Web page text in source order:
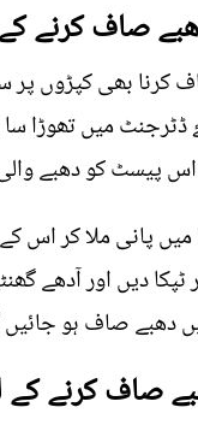
بھی کپڑوں پر
ڈٹرجنٹ میں تھوڑا
اس پیسٹ کو دھبے
میں پانی ملا کر اس
دیں اور آدھے
دھبے صاف ہو